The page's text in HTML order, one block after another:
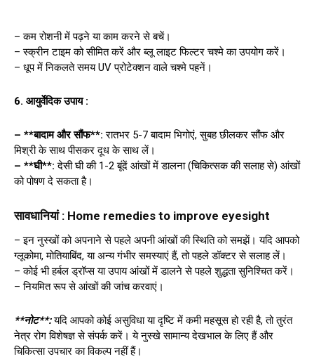
– कम रोशनी में पढ़ने या काम करने से बचें।
– स्क्रीन टाइम को सीमित करें और ब्लू लाइट फिल्टर चश्मे का उपयोग करें।
– धूप में निकलते समय UV प्रोटेक्शन वाले चश्मे पहनें।
6. आयुर्वेदिक उपाय :
– **बादाम और सौंफ**: रातभर 5-7 बादाम भिगोएं, सुबह छीलकर सौंफ और
मिश्री के साथ पीसकर दूध के साथ लें।
– **घी**: देसी घी की 1-2 बूंदें आंखों में डालना (चिकित्सक की सलाह से) आंखों
को पोषण दे सकता है।
सावधानियां : Home remedies to improve eyesight
– इन नुस्खों को अपनाने से पहले अपनी आंखों की स्थिति को समझें। यदि आपको
ग्लूकोमा, मोतियाबिंद, या अन्य गंभीर समस्याएं हैं, तो पहले डॉक्टर से सलाह लें।
– कोई भी हर्बल ड्रॉप्स या उपाय आंखों में डालने से पहले शुद्धता सुनिश्चित करें।
– नियमित रूप से आंखों की जांच करवाएं।
**नोट**:यदि आपको कोई असुविधा या दृष्टि में कमी महसूस हो रही है, तो तुरंत
नेत्र रोग विशेषज्ञ से संपर्क करें। ये नुस्खे सामान्य देखभाल के लिए हैं और
चिकित्सा उपचार का विकल्प नहीं हैं।